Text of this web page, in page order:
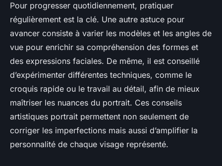
Pour progresser quotidiennement, pratiquer
régulièrement est la clé. Une autre astuce pour
avancer consiste à varier les modèles et les angles de
vue pour enrichir sa compréhension des formes et
des expressions faciales. De même, il est conseillé
d’expérimenter différentes techniques, comme le
croquis rapide ou le travail au détail, afin de mieux
maîtriser les nuances du portrait. Ces conseils
artistiques portrait permettent non seulement de
corriger les imperfections mais aussi d’amplifier la
personnalité de chaque visage représenté.